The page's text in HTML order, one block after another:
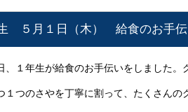
５月１日（木） 給食のお手伝
１年生が給食のお手伝いをしました。
つのさやを丁寧に割って、たくさんの